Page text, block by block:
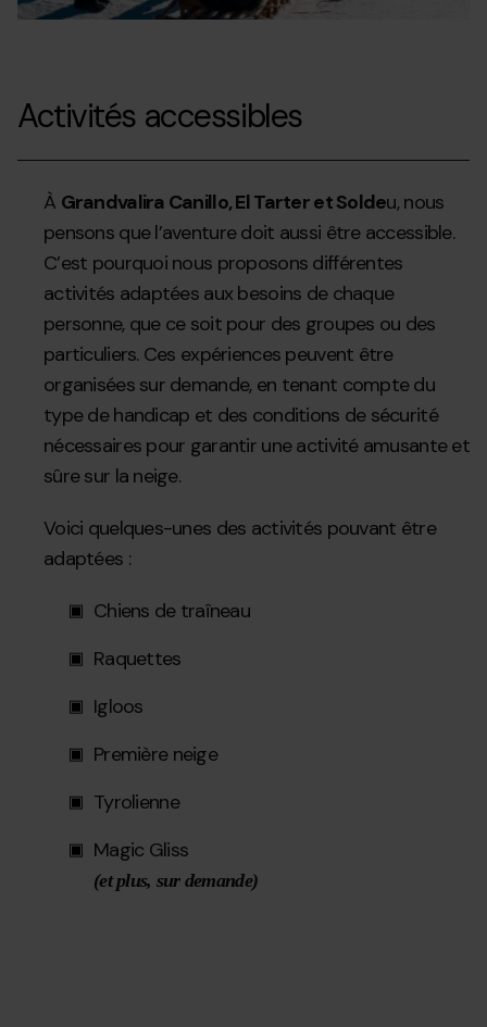
Activités accessibles
À Grandvalira Canillo, El Tarter et Soldeu, nous
pensons que l’aventure doit aussi être accessible.
C’est pourquoi nous proposons différentes
activités adaptées aux besoins de chaque
personne, que ce soit pour des groupes ou des
particuliers. Ces expériences peuvent être
organisées sur demande, en tenant compte du
type de handicap et des conditions de sécurité
nécessaires pour garantir une activité amusante et
sûre sur la neige.
Voici quelques-unes des activités pouvant être
adaptées :
Chiens de traîneau
Raquettes
Igloos
Première neige
Tyrolienne
Magic Gliss
(et plus, sur demande)